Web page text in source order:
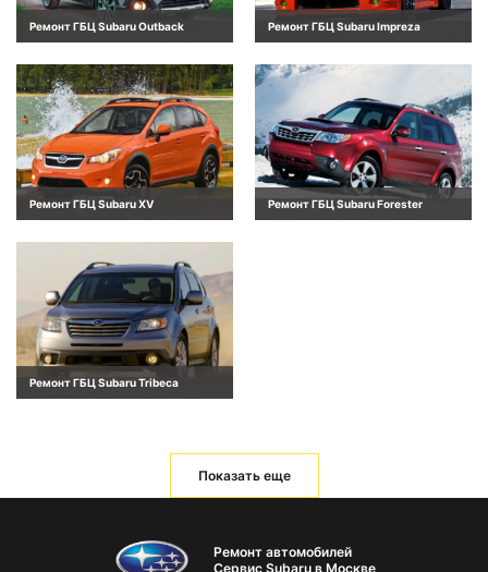
Ремонт ГБЦ Subaru Outback Ремонт ГБЦ Subaru Impreza
Ремонт ГБЦ Subaru XV Ремонт ГБЦ Subaru Forester
Ремонт ГБЦ Subaru Tribeca
Показать еще
Ремонт автомобилей
Сервис Subaru в Москве